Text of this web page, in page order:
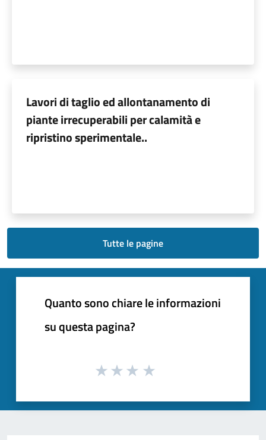
Lavori di taglio ed allontanamento di
piante irrecuperabili per calamità e
ripristino sperimentale..
Tutte le pagine
Quanto sono chiare le informazioni
su questa pagina?